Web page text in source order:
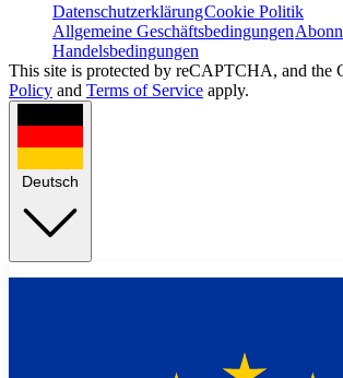
DatenschutzerklärungCookie Politik
Allgemeine Geschäftsbedingungen
Handelsbedingungen
This site is protected by reCAPTCHA, and the
Policy and Terms of Service apply.
Deutsch